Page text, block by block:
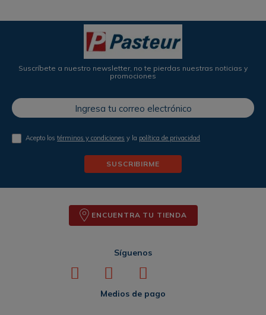
Suscríbete a nuestro newsletter, no te pierdas nuestras noticias y
promociones
Acepto lostérminos y condiciones y la política de privacidad
SUSCRIBIRME
ENCUENTRA TU TIENDA
Síguenos
Medios de pago